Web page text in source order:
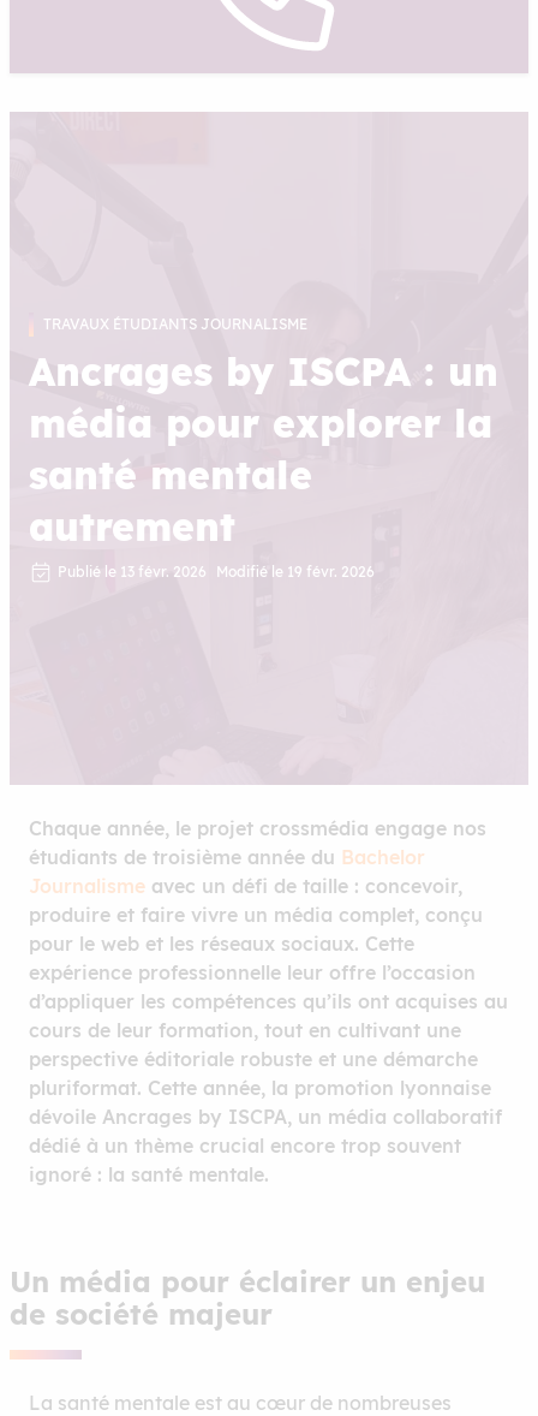
TRAVAUX ÉTUDIANTS JOURNALISME
Ancrages by ISCPA : un
média pour explorer la
santé mentale
autrement
Publié le 13 févr. 2026 Modifié le 19 févr. 2026
Chaque année, le projet crossmédia engage nos
étudiants de troisième année du Bachelor
Journalisme avec un défi de taille : concevoir,
produire et faire vivre un média complet, conçu
pour le web et les réseaux sociaux. Cette
expérience professionnelle leur offre l’occasion
d’appliquer les compétences qu’ils ont acquises au
cours de leur formation, tout en cultivant une
perspective éditoriale robuste et une démarche
pluriformat. Cette année, la promotion lyonnaise
dévoile Ancrages by ISCPA, un média collaboratif
dédié à un thème crucial encore trop souvent
ignoré : la santé mentale.
Un média pour éclairer un enjeu
de société majeur
La santé mentale est au cœur de nombreuses